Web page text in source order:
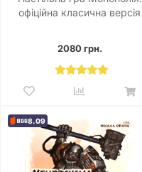
офіційна класична версія
2080 грн.
8.09